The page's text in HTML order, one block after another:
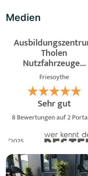
Medien